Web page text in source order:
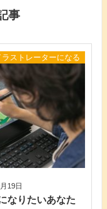
事
ラストレーターになる
19日
なりたいあなた